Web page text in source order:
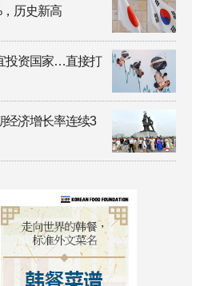
历史新高
投资国家…直接打
济增长率连续3